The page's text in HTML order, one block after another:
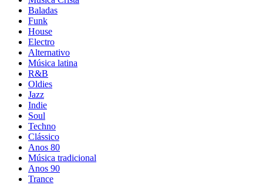
Baladas
Funk
House
Electro
Alternativo
Música latina
R&B
Oldies
Jazz
Indie
Soul
Techno
Clássico
Anos 80
Música tradicional
Anos 90
Trance